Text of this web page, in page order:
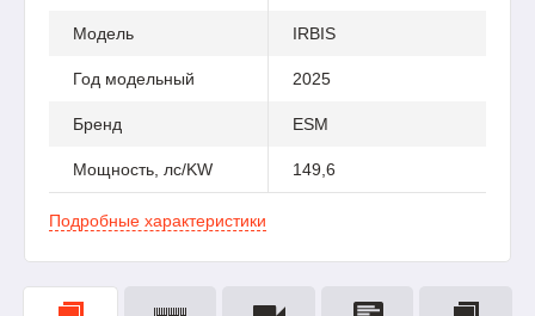
Модель IRBIS
Год модельный 2025
Бренд ESM
Мощность, лс/KW 149,6
Подробные характеристики